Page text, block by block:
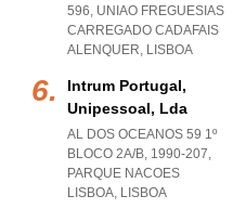
596, UNIAO FREGUESIAS
CARREGADO CADAFAIS
ALENQUER, LISBOA
Intrum Portugal,
Unipessoal, Lda
AL DOS OCEANOS 59 1º
BLOCO 2A/B, 1990-207,
PARQUE NACOES
LISBOA, LISBOA